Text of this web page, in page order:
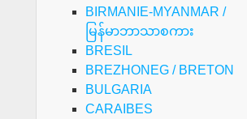
BIRMANIE-MYANMAR /
မြန်မာဘာသာစကား
BRESIL
BREZHONEG / BRETON
BULGARIA
CARAIBES